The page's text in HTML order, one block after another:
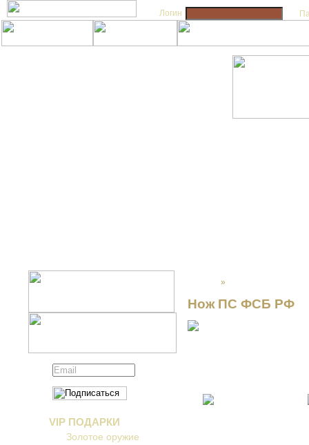
Логин
VIP ПОДАРКИ
Золотое оружие
»
Нож ПС ФСБ РФ